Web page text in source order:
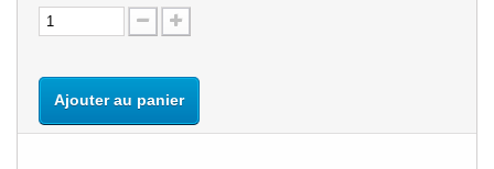
Ajouter au panier